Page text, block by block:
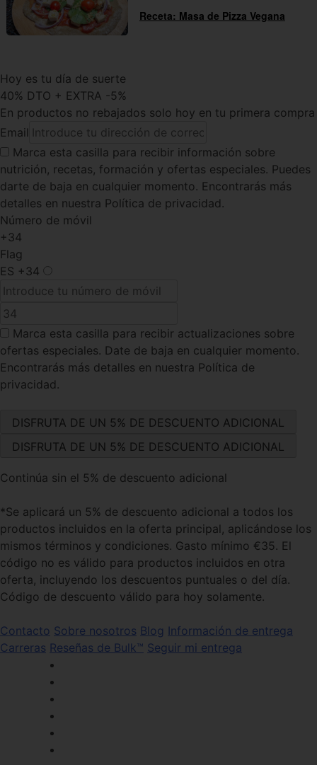
Receta: Masa de Pizza Vegana
Hoy es tu día de suerte
40% DTO + EXTRA -5%
En productos no rebajados solo hoy en tu primera compra
Email
Marca esta casilla para recibir información sobre
nutrición, recetas, formación y ofertas especiales. Puedes
darte de baja en cualquier momento. Encontrarás más
detalles en nuestra Política de privacidad.
Número de móvil
+34
Flag
ES +34
Marca esta casilla para recibir actualizaciones sobre
ofertas especiales. Date de baja en cualquier momento.
Encontrarás más detalles en nuestra Política de
privacidad.
Continúa sin el 5% de descuento adicional
*Se aplicará un 5% de descuento adicional a todos los
productos incluidos en la oferta principal, aplicándose los
mismos términos y condiciones. Gasto mínimo €35. El
código no es válido para productos incluidos en otra
oferta, incluyendo los descuentos puntuales o del día.
Código de descuento válido para hoy solamente.
Contacto Sobre nosotros Blog Información de entrega
Carreras Reseñas de Bulk™ Seguir mi entrega